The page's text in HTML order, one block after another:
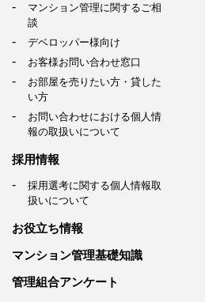
マンション管理に関するご相
談
デベロッパー様向け
お客様お問い合わせ窓口
お部屋を売りたい方・貸した
い方
お問い合わせにおける個人情
報の取扱いについて
採用情報
採用選考に関する個人情報取
扱いについて
お役立ち情報
マンション管理基礎知識
管理組合アンケート